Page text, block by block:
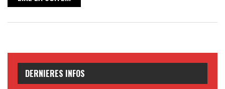
DERNIERES INFOS